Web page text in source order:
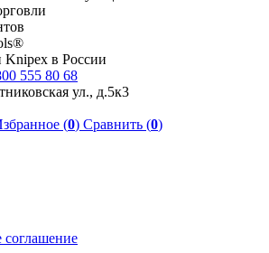
в России
555 80 68
ул., д.5к3
(0) Сравнить (0)
соглашение